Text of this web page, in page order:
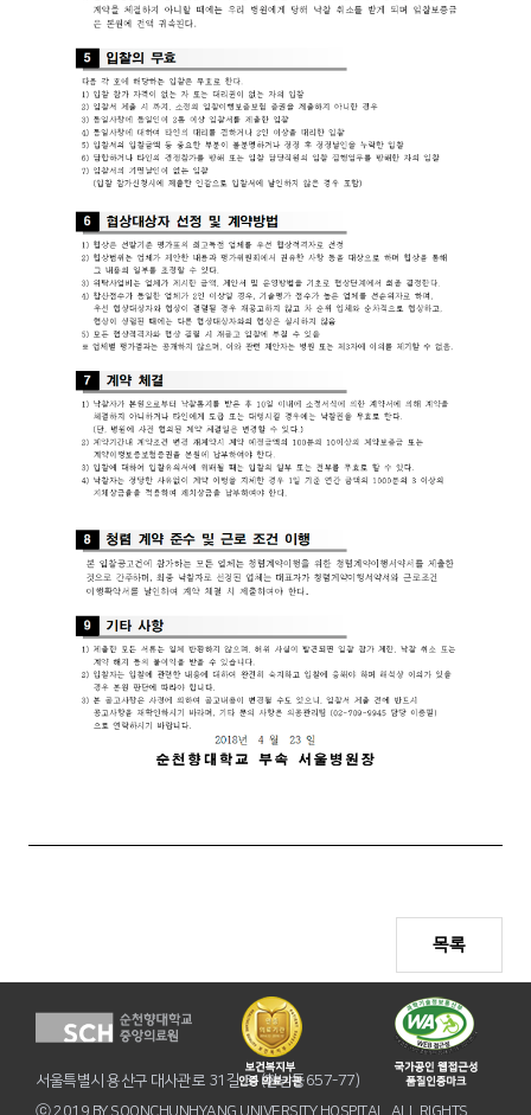
목록
서울특별시 용산구 대사관로 31길 31(한남동657-77)
ⓒ 2019 BY SOONCHUNHYANG UNIVERSITY HOSPITAL. ALL RIGHTS